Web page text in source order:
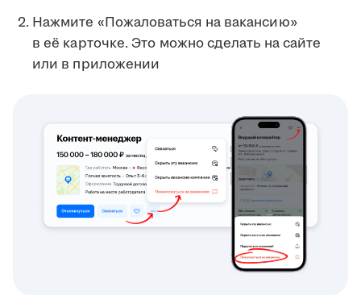
Нажмите «Пожаловаться на вакансию»
в её карточке. Это можно сделать на сайте
или в приложении